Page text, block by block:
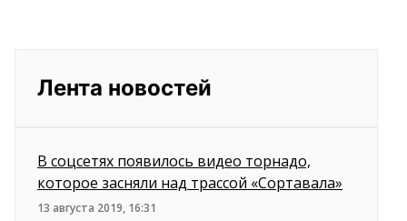
Лента новостей
В соцсетях появилось видео торнадо,
которое засняли над трассой «Сортавала»
13 августа 2019, 16:31